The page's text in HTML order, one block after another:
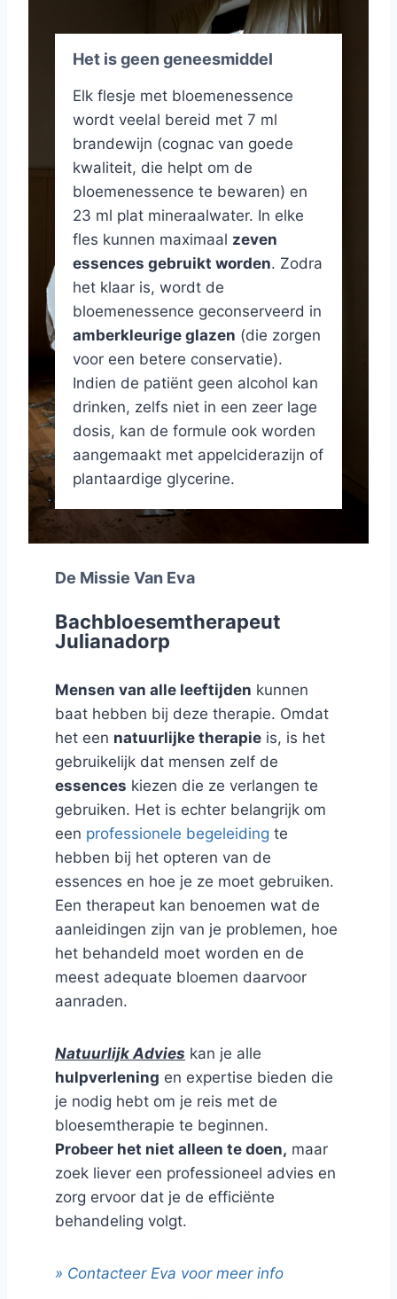
Het is geen geneesmiddel
Elk flesje met bloemenessence
wordt veelal bereid met 7 ml
brandewijn (cognac van goede
kwaliteit, die helpt om de
bloemenessence te bewaren) en
23 ml plat mineraalwater. In elke
fles kunnen maximaal zeven
essences gebruikt worden. Zodra
het klaar is, wordt de
bloemenessence geconserveerd in
amberkleurige glazen (die zorgen
voor een betere conservatie).
Indien de patiënt geen alcohol kan
drinken, zelfs niet in een zeer lage
dosis, kan de formule ook worden
aangemaakt met appelciderazijn of
plantaardige glycerine.
De Missie Van Eva
Bachbloesemtherapeut
Julianadorp
Mensen van alle leeftijden kunnen
baat hebben bij deze therapie. Omdat
het een natuurlijke therapie is, is het
gebruikelijk dat mensen zelf de
essences kiezen die ze verlangen te
gebruiken. Het is echter belangrijk om
een professionele begeleiding te
hebben bij het opteren van de
essences en hoe je ze moet gebruiken.
Een therapeut kan benoemen wat de
aanleidingen zijn van je problemen, hoe
het behandeld moet worden en de
meest adequate bloemen daarvoor
aanraden.
Natuurlijk Advies kan je alle
hulpverlening en expertise bieden die
je nodig hebt om je reis met de
bloesemtherapie te beginnen.
Probeer het niet alleen te doen, maar
zoek liever een professioneel advies en
zorg ervoor dat je de efficiënte
behandeling volgt.
» Contacteer Eva voor meer info